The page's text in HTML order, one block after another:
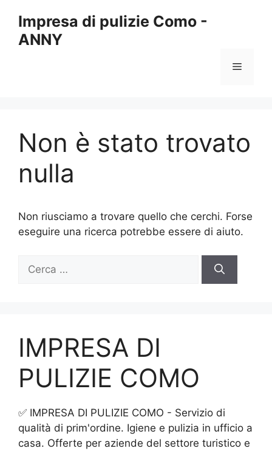
contenuto
Impresa di pulizie Como -
ANNY
Menu
Non è stato trovato
nulla
Non riusciamo a trovare quello che cerchi. Forse
eseguire una ricerca potrebbe essere di aiuto.
per:
IMPRESA DI
PULIZIE COMO
✅ IMPRESA DI PULIZIE COMO - Servizio di
qualità di prim'ordine. Igiene e pulizia in ufficio a
casa. Offerte per aziende del settore turistico e